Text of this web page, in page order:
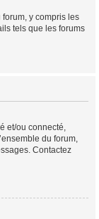
y compris les
tels que les forums
et/ou connecté,
du forum,
Contactez